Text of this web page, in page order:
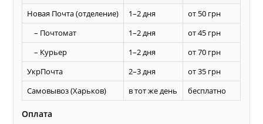
напайки
ТЕРМИТ
дереву
Новая Почта (отделение)
1–2 дня
от 50 грн
– Почтомат
1–2 дня
от 45 грн
– Курьер
1–2 дня
от 70 грн
УкрПочта
2–3 дня
от 35 грн
Самовывоз (Харьков)
в тот же день бесплатно
Оплата